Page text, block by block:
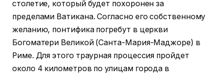
столетие, который будет похоронен за
пределами Ватикана. Согласно его собственному
желанию, понтифика погребут в церкви
Богоматери Великой (Санта-Мария-Маджоре) в
Риме. Для этого траурная процессия пройдет
около 4 километров по улицам города в